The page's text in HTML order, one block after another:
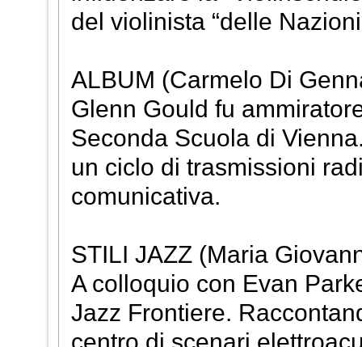
del violinista “delle
ALBUM (Carmelo Di
Glenn Gould fu
Seconda Scuola di
un ciclo di trasmissioni
comunicativa.
STILI JAZZ (Maria
A colloquio con Evan
Jazz Frontiere.